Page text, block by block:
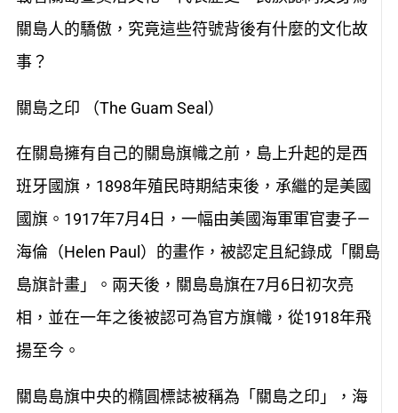
關島人的驕傲，究竟這些符號背後有什麼的文化故
事？
關島之印 （The Guam Seal）
在關島擁有自己的關島旗幟之前，島上升起的是西
班牙國旗，1898年殖民時期結束後，承繼的是美國
國旗。1917年7月4日，一幅由美國海軍軍官妻子—
海倫（Helen Paul）的畫作，被認定且紀錄成「關島
島旗計畫」。兩天後，關島島旗在7月6日初次亮
相，並在一年之後被認可為官方旗幟，從1918年飛
揚至今。
關島島旗中央的橢圓標誌被稱為「關島之印」，海